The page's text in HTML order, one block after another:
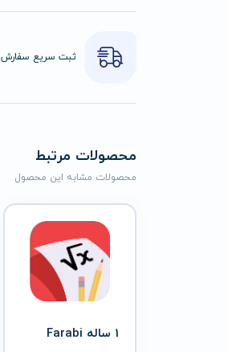
ثبت سریع سفارش
محصولات مرتبط
محصولات مشابه این محصول
1 ساله Farabi